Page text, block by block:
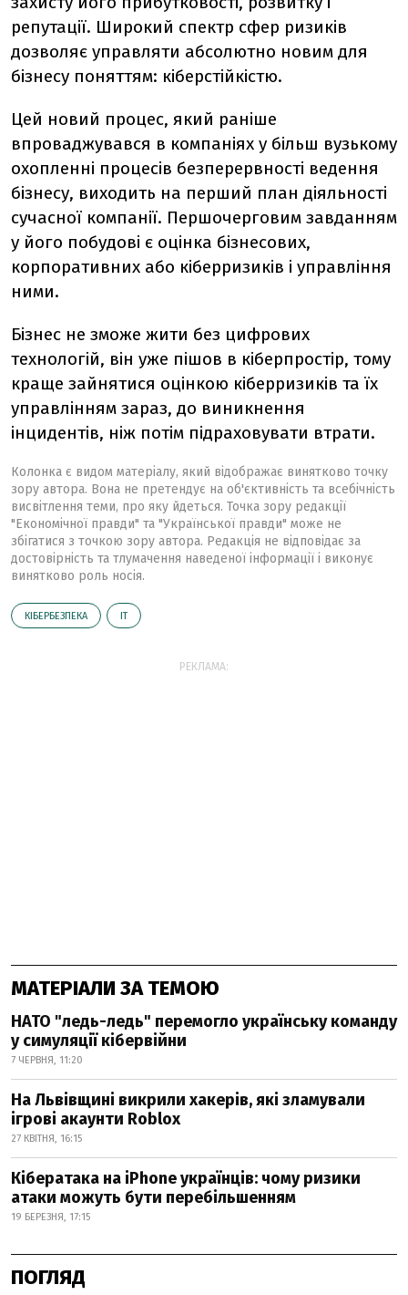
репутації. Широкий спектр сфер ризиків
дозволяє управляти абсолютно новим для
бізнесу поняттям: кіберстійкістю.
Цей новий процес, який раніше
впроваджувався в компаніях у більш вузькому
охопленні процесів безперервності ведення
бізнесу, виходить на перший план діяльності
сучасної компанії. Першочерговим завданням
у його побудові є оцінка бізнесових,
корпоративних або кіберризиків і управління
ними.
Бізнес не зможе жити без цифрових
технологій, він уже пішов в кіберпростір, тому
краще зайнятися оцінкою кіберризиків та їх
управлінням зараз, до виникнення
інцидентів, ніж потім підраховувати втрати.
Колонка є видом матеріалу, який відображає винятково точку
зору автора. Вона не претендує на об'єктивність та всебічність
висвітлення теми, про яку йдеться. Точка зору редакції
"Економічної правди" та "Української правди" може не
збігатися з точкою зору автора. Редакція не відповідає за
достовірність та тлумачення наведеної інформації і виконує
винятково роль носія.
КІБЕРБЕЗПЕКА ІТ
РЕКЛАМА:
МАТЕРІАЛИ ЗА ТЕМОЮ
НАТО "ледь-ледь" перемогло українську команду
у симуляції кібервійни
7 ЧЕРВНЯ, 11:20
На Львівщині викрили хакерів, які зламували
ігрові акаунти Roblox
27 КВІТНЯ, 16:15
Кібератака на iPhone українців: чому ризики
атаки можуть бути перебільшенням
19 БЕРЕЗНЯ, 17:15
ПОГЛЯД